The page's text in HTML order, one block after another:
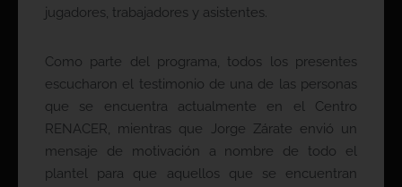
jugadores, trabajadores y asistentes.
Como parte del programa, todos los presentes
escucharon el testimonio de una de las personas
que se encuentra actualmente en el Centro
RENACER, mientras que Jorge Zárate envió un
mensaje de motivación a nombre de todo el
plantel para que aquellos que se encuentran